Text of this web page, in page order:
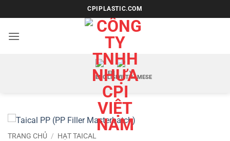
qua
nội
CPIPLASTIC.COM
EN VI
TRANG CHỦ / HẠT TAICAL